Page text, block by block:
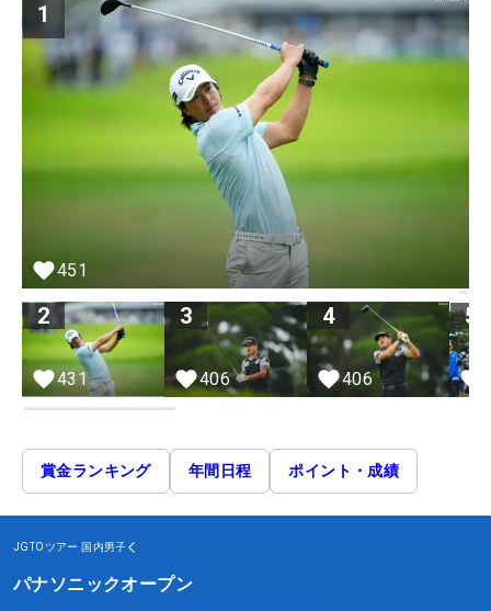
1
451
2
431
3
406
4
406
5
賞金ランキング 年間日程 ポイント・成績
JGTOツアー 国内男子
パナソニックオープン